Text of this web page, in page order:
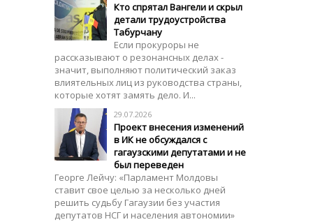
Кто спрятал Вангели и скрыл
детали трудоустройства
Табурчану
Если прокуроры не
рассказывают о резонансных делах -
значит, выполняют политический заказ
влиятельных лиц из руководства страны,
которые хотят замять дело. И...
29.07.2026
Проект внесения изменений
в ИК не обсуждался с
гагаузскими депутатами и не
был переведен
Георге Лейчу: «Парламент Молдовы
ставит свое целью за несколько дней
решить судьбу Гагаузии без участия
депутатов НСГ и населения автономии»